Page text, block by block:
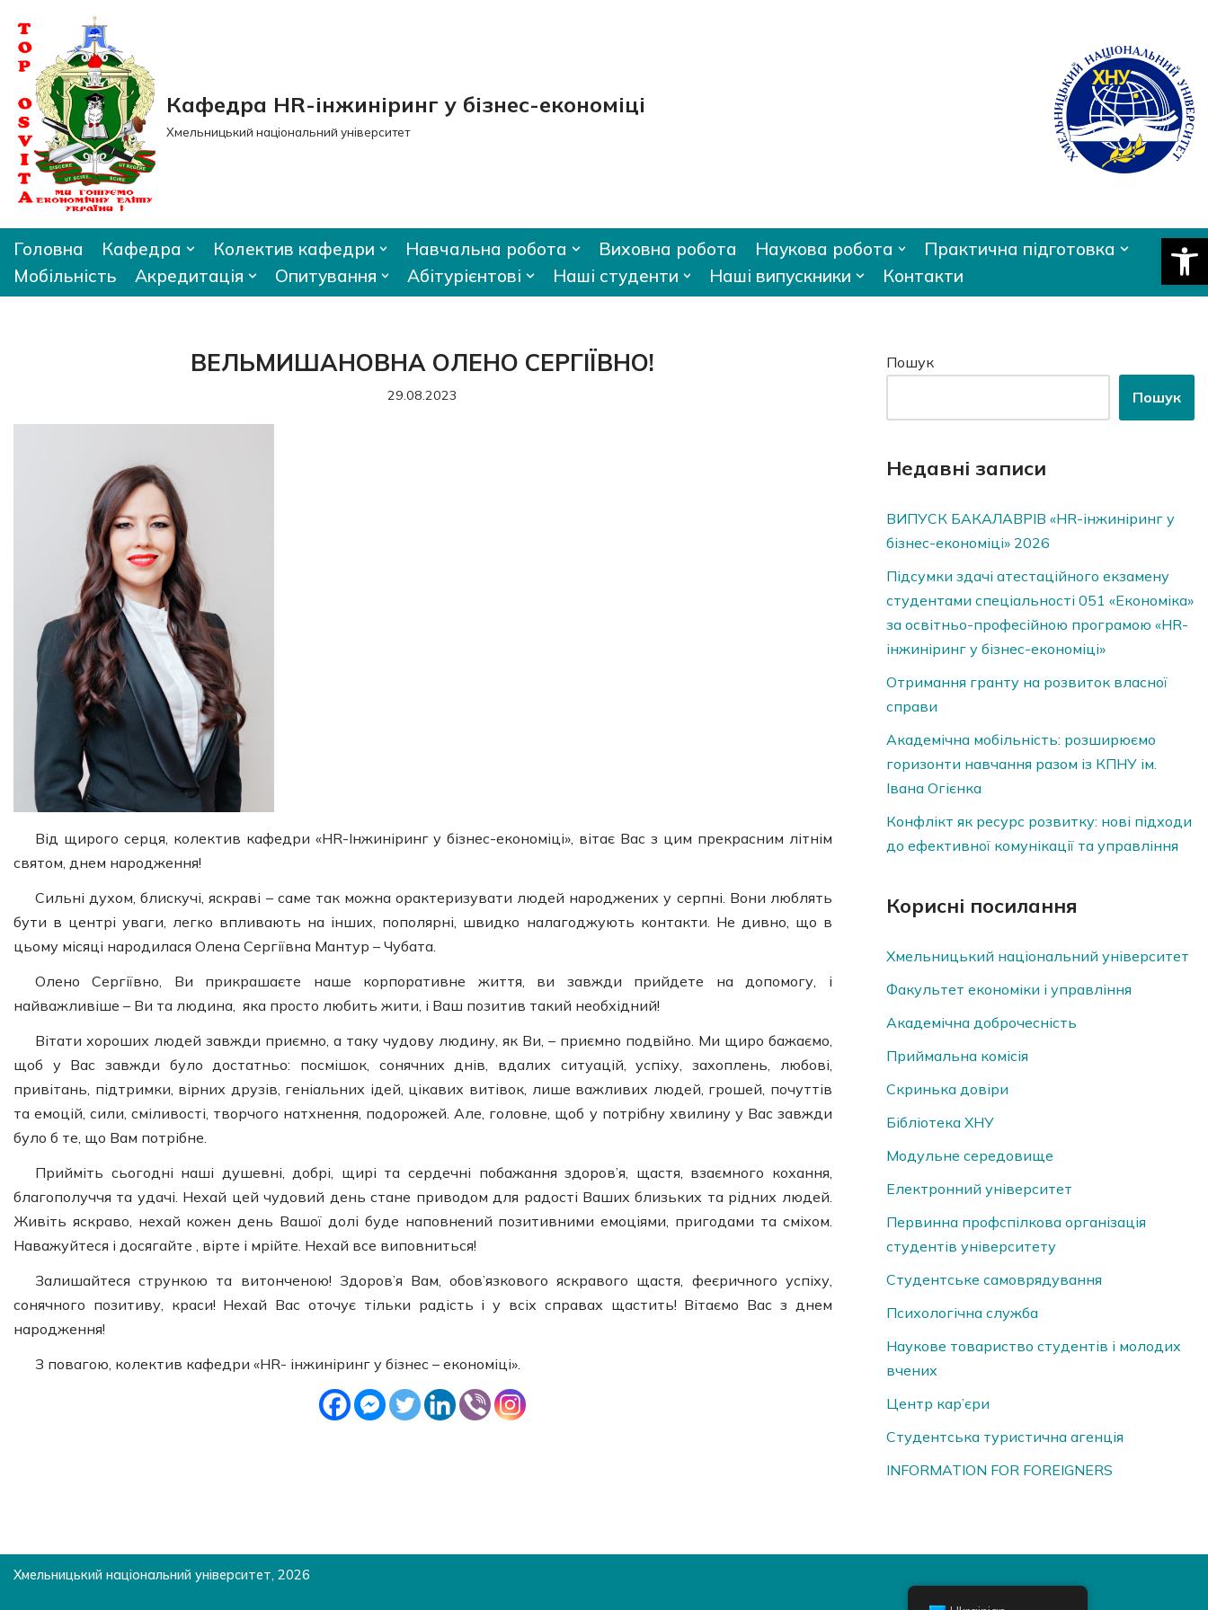
Перейти
до
вмісту
Кафедра HR-інжиніринг у бізнес-економіці
Хмельницький національний університет
Головна Кафедра Колектив кафедри Навчальна робота Виховна робота Наукова робота
Практична підготовка
Мобільність
Акредитація Опитування Абітурієнтові Наші студенти Наші випускники Контакти
ВЕЛЬМИШАНОВНА ОЛЕНО СЕРГІЇВНО!
29.08.2023
Від щирого серця, колектив кафедри «HR-Інжиніринг у бізнес-економіці», вітає Вас з цим прекрасним літнім
святом, днем народження!
Сильні духом, блискучі, яскраві – саме так можна орактеризувати людей народжених у серпні. Вони люблять
бути в центрі уваги, легко впливають на інших, пополярні, швидко налагоджують контакти. Не дивно, що в
цьому місяці народилася Олена Сергіївна Мантур – Чубата.
Олено Сергіївно, Ви прикрашаєте наше корпоративне життя, ви завжди прийдете на допомогу, і
найважливіше – Ви та людина, яка просто любить жити, і Ваш позитив такий необхідний!
Вітати хороших людей завжди приємно, а таку чудову людину, як Ви, – приємно подвійно. Ми щиро бажаємо,
щоб у Вас завжди було достатньо: посмішок, сонячних днів, вдалих ситуацій, успіху, захоплень, любові,
привітань, підтримки, вірних друзів, геніальних ідей, цікавих витівок, лише важливих людей, грошей, почуттів
та емоцій, сили, сміливості, творчого натхнення, подорожей. Але, головне, щоб у потрібну хвилину у Вас завжди
було б те, що Вам потрібне.
Прийміть сьогодні наші душевні, добрі, щирі та сердечні побажання здоров’я, щастя, взаємного кохання,
благополуччя та удачі. Нехай цей чудовий день стане приводом для радості Ваших близьких та рідних людей.
Живіть яскраво, нехай кожен день Вашої долі буде наповнений позитивними емоціями, пригодами та сміхом.
Наважуйтеся і досягайте , вірте і мрійте. Нехай все виповниться!
Залишайтеся стрункою та витонченою! Здоров’я Вам, обов’язкового яскравого щастя, феєричного успіху,
сонячного позитиву, краси! Нехай Вас оточує тільки радість і у всіх справах щастить! Вітаємо Вас з днем
народження!
З повагою, колектив кафедри «HR- інжиніринг у бізнес – економіці».
Пошук
Пошук
Недавні записи
ВИПУСК БАКАЛАВРІВ «HR-інжиніринг у
бізнес-економіці» 2026
Підсумки здачі атестаційного екзамену
студентами спеціальності 051 «Економіка»
за освітньо-професійною програмою «HR-
інжиніринг у бізнес-економіці»
Отримання гранту на розвиток власної
справи
Академічна мобільність: розширюємо
горизонти навчання разом із КПНУ ім.
Івана Огієнка
Конфлікт як ресурс розвитку: нові підходи
до ефективної комунікації та управління
Корисні посилання
Хмельницький національний університет
Факультет економіки і управління
Академічна доброчесність
Приймальна комісія
Скринька довiри
Бібліотека ХНУ
Модульне середовище
Електронний університет
Первинна профспілкова організація
студентів університету
Студентське самоврядування
Психологічна служба
Наукове товариство студентів і молодих
вчених
Центр кар’єри
Студентська туристична агенція
INFORMATION FOR FOREIGNERS
Хмельницький національний університет, 2026